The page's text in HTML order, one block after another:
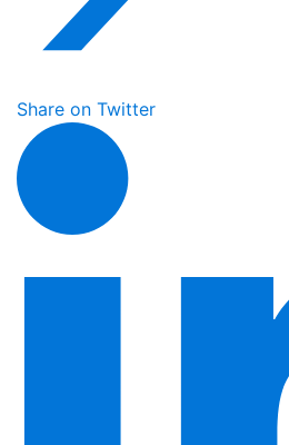
Share on Twitter